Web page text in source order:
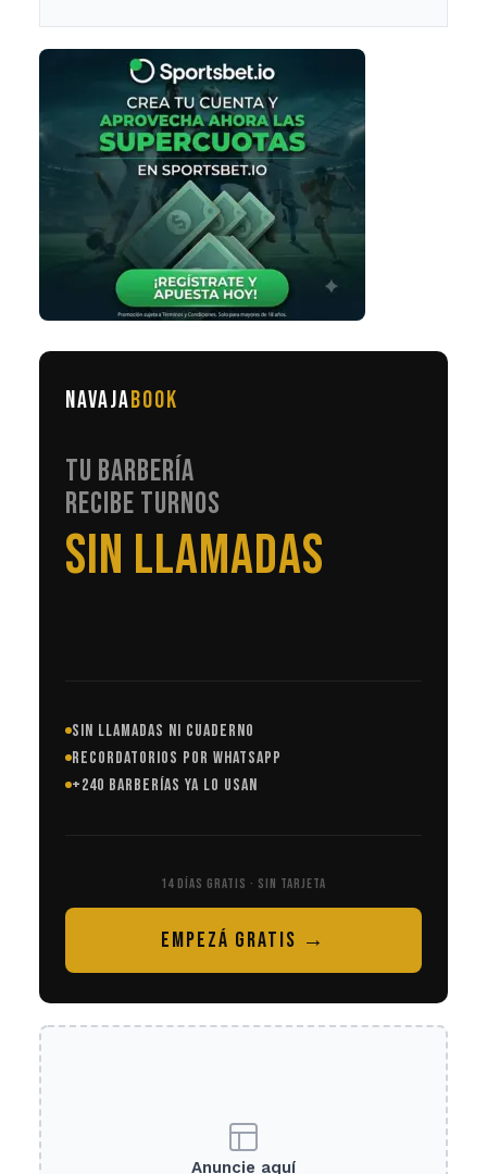
NAVAJABOOK
TU BARBERÍA
RECIBE TURNOS
EN AUTOMÁTICO
SIN LLAMADAS NI CUADERNO
RECORDATORIOS POR WHATSAPP
+240 BARBERÍAS YA LO USAN
14 DÍAS GRATIS · SIN TARJETA
EMPEZÁ GRATIS →
Anuncie aquí